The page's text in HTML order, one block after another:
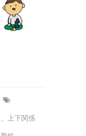
、 上下関係